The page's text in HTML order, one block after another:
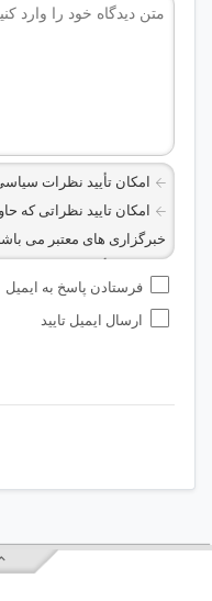
امکان تأیید نظرات
امکان تایید نظراتی که
خبرگزاری های معتبر می
شبکه های مجازی ارتباطی می
امکان تأیید نظرات
هرگونه تحریک، تحقیر و
غیر مجاز می باشد.
امکان هماهنگی برای
فرستادن پاسخ به ایمیل
ارسال ایمیل تایید